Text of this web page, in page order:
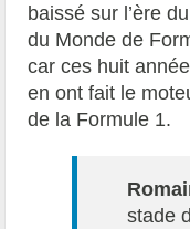
baissé sur l’ère
du Monde de
car ces huit
en ont fait le
de la Formule 1.
stade